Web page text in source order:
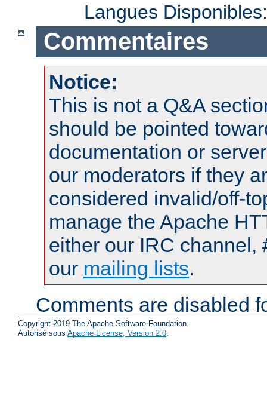
Langues
Commentaires
Notice:
This is not a Q&A
should be pointed
documentation or
our moderators if they
considered invalid/off-
manage the Apache
either our IRC channel,
our mailing lists.
Comments are disabled
Copyright 2019 The Apache Software Foundation.
Autorisé sous Apache License, Version 2.0